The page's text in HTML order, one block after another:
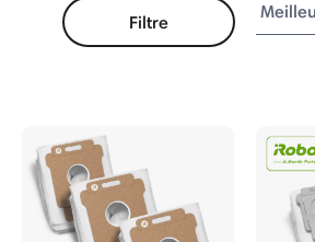
Combo
Filtre